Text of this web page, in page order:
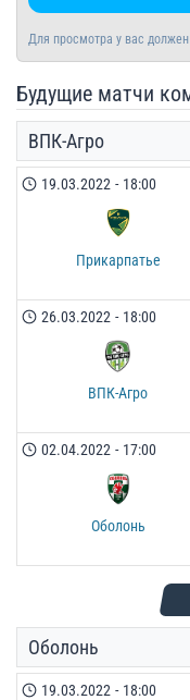
Для просмотра у вас
Будущие матчи
ВПК-Агро
19.03.2022 - 18:00
Прикарпатье
26.03.2022 - 18:00
ВПК-Агро
02.04.2022 - 17:00
Оболонь
Оболонь
19.03.2022 - 18:00